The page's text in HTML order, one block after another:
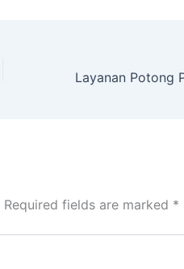
Required fields are marked *